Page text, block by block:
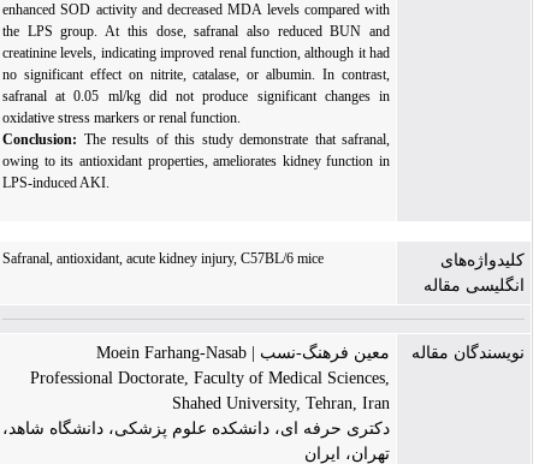
enhanced SOD activity and decreased MDA levels compared with
the LPS group. At this dose, safranal also reduced BUN and
creatinine levels, indicating improved renal function, although it had
no significant effect on nitrite, catalase, or albumin. In contrast,
safranal at 0.05 ml/kg did not produce significant changes in
oxidative stress markers or renal function.
Conclusion:The results of this study demonstrate that safranal,
owing to its antioxidant properties, ameliorates kidney function in
LPS-induced AKI.
کلیدواژه‌های
انگلیسی مقاله
Safranal, antioxidant, acute kidney injury, C57BL/6 mice
نویسندگان مقاله
معین فرهنگ-نسب | Moein Farhang-Nasab
Professional Doctorate, Faculty of Medical Sciences,
Shahed University, Tehran, Iran
دکتری حرفه ای، دانشکده علوم پزشکی، دانشگاه شاهد،
تهران، ایران